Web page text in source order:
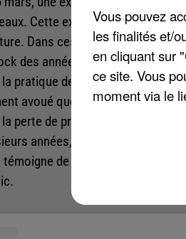
Cette exposition, qui
Dans ces toiles, on retrouve
des années 1980 dans lequel il
pratique de la peinture était
avoué que la création l'aide à
perte de proches, le chômage
années, il ne se considère
de la diversité
Vous pouvez
les finalités et/
en cliquant sur
ce site. Vous
moment via le